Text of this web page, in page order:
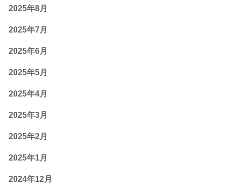
2025年8月
2025年7月
2025年6月
2025年5月
2025年4月
2025年3月
2025年2月
2025年1月
2024年12月